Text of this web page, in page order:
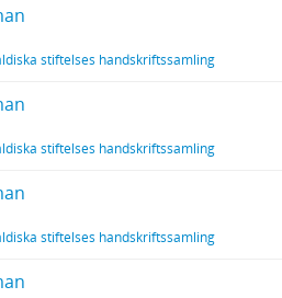
stiftelses handskriftssamling
stiftelses handskriftssamling
stiftelses handskriftssamling